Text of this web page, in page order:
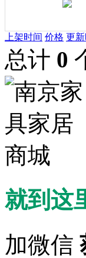
上架时间 价格 更
总计 0
就到这
加微信